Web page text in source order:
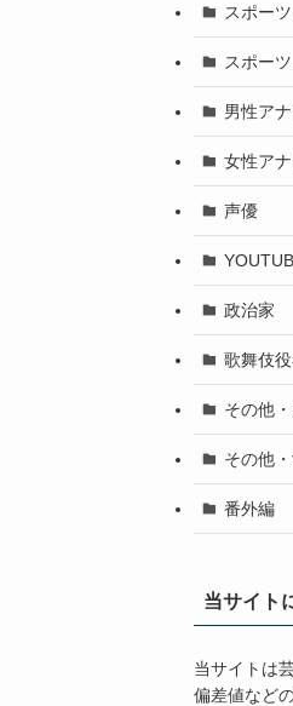
スポー
スポー
男性ア
女性ア
声優
政治家
歌舞伎
その他
その他
番外編
当サイト
当サイトは
偏差値など